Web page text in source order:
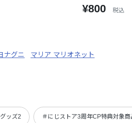
¥800 税込
ナグニ
マリア マリオネット
ッズ2 ＃にじストア3周年CP特典対象商